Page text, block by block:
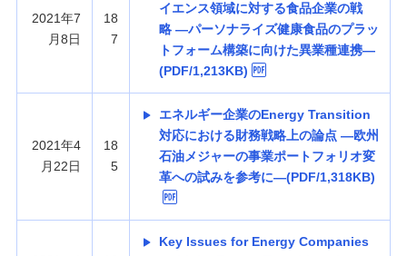
2021年7
月8日
18
7
イエンス領域に対する食品企業の戦
略 —パーソナライズ健康食品のプラッ
トフォーム構築に向けた異業種連携—
(PDF/1,213KB)
2021年4
月22日
18
5
エネルギー企業のEnergy Transition
対応における財務戦略上の論点 —欧州
石油メジャーの事業ポートフォリオ変
革への試みを参考に—(PDF/1,318KB)
Key Issues for Energy Companies